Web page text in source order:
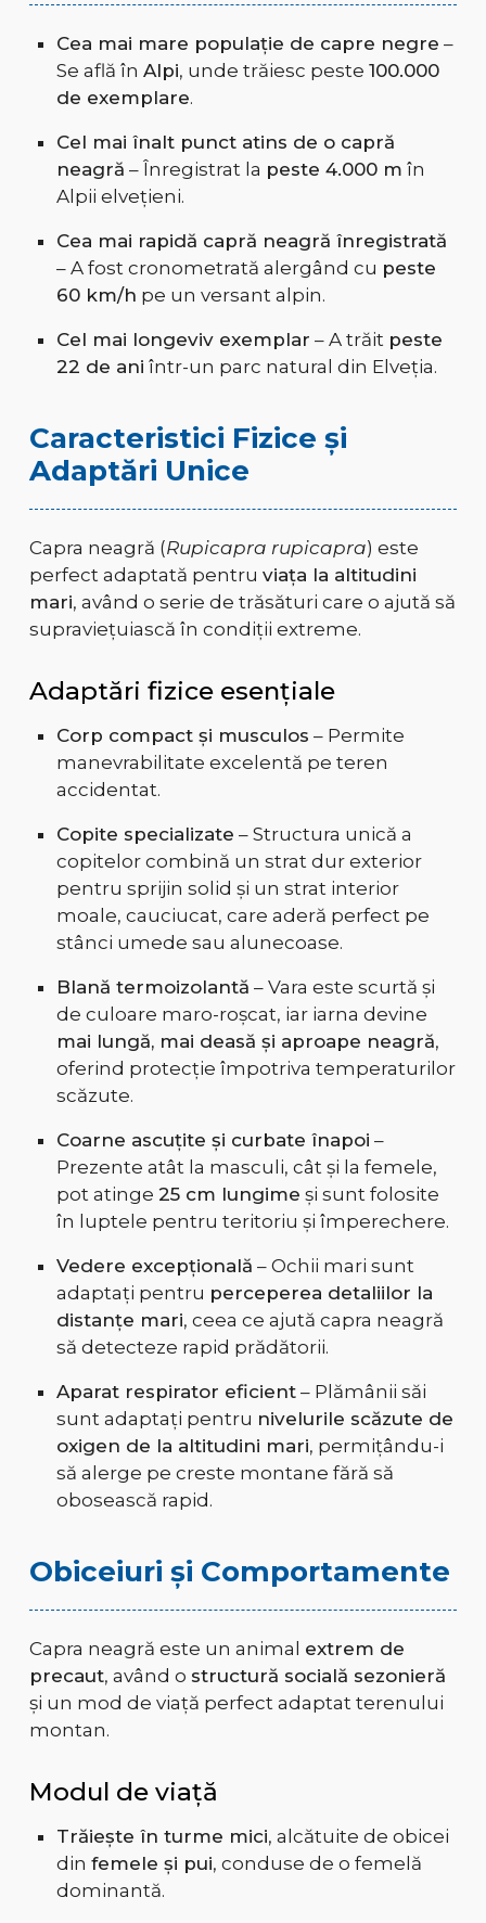
Cea mai mare populație de capre negre –
Se află în Alpi, unde trăiesc peste 100.000
de exemplare.
Cel mai înalt punct atins de o capră
neagră – Înregistrat la peste 4.000 m în
Alpii elvețieni.
Cea mai rapidă capră neagră înregistrată
– A fost cronometrată alergând cu peste
60 km/h pe un versant alpin.
Cel mai longeviv exemplar – A trăit peste
22 de ani într-un parc natural din Elveția.
Caracteristici Fizice și
Adaptări Unice
Capra neagră (Rupicapra rupicapra) este
perfect adaptată pentru viața la altitudini
mari, având o serie de trăsături care o ajută să
supraviețuiască în condiții extreme.
Adaptări fizice esențiale
Corp compact și musculos – Permite
manevrabilitate excelentă pe teren
accidentat.
Copite specializate – Structura unică a
copitelor combină un strat dur exterior
pentru sprijin solid și un strat interior
moale, cauciucat, care aderă perfect pe
stânci umede sau alunecoase.
Blană termoizolantă – Vara este scurtă și
de culoare maro-roșcat, iar iarna devine
mai lungă, mai deasă și aproape neagră,
oferind protecție împotriva temperaturilor
scăzute.
Coarne ascuțite și curbate înapoi –
Prezente atât la masculi, cât și la femele,
pot atinge 25 cm lungime și sunt folosite
în luptele pentru teritoriu și împerechere.
Vedere excepțională – Ochii mari sunt
adaptați pentru perceperea detaliilor la
distanțe mari, ceea ce ajută capra neagră
să detecteze rapid prădătorii.
Aparat respirator eficient– Plămânii săi
sunt adaptați pentru nivelurile scăzute de
oxigen de la altitudini mari, permițându-i
să alerge pe creste montane fără să
obosească rapid.
Obiceiuri și Comportamente
Capra neagră este un animal extrem de
precaut, având o structură socială sezonieră
și un mod de viață perfect adaptat terenului
montan.
Modul de viață
Trăiește în turme mici, alcătuite de obicei
din femele și pui, conduse de o femelă
dominantă.